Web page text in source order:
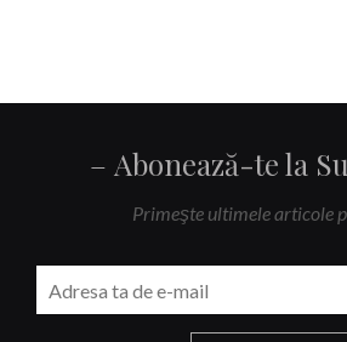
Abonează-te la
Primeşte ultimele articole